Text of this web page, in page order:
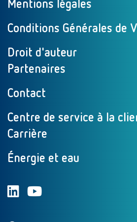
Mentions légales
Conditions Générales de
Droit d'auteur
Partenaires
Contact
Centre de service à la
Carrière
Énergie et eau